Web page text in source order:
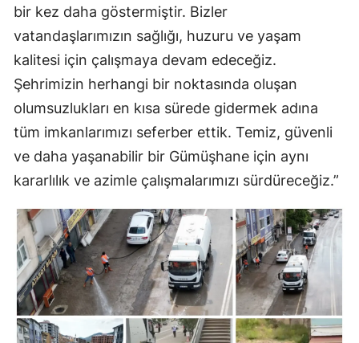
bir kez daha göstermiştir. Bizler
vatandaşlarımızın sağlığı, huzuru ve yaşam
kalitesi için çalışmaya devam edeceğiz.
Şehrimizin herhangi bir noktasında oluşan
olumsuzlukları en kısa sürede gidermek adına
tüm imkanlarımızı seferber ettik. Temiz, güvenli
ve daha yaşanabilir bir Gümüşhane için aynı
kararlılık ve azimle çalışmalarımızı sürdüreceğiz.”